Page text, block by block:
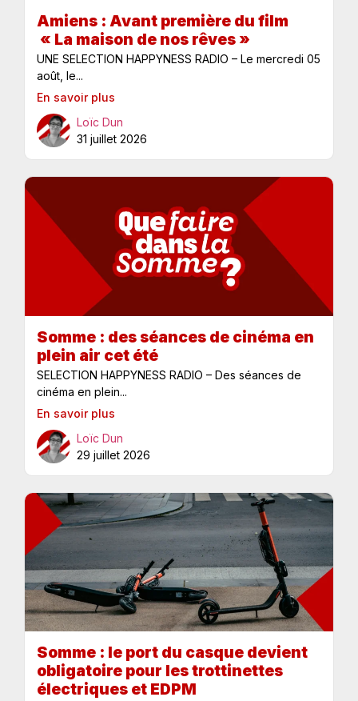
Amiens : Avant première du film
« La maison de nos rêves »
UNE SELECTION HAPPYNESS RADIO – Le mercredi 05
août, le...
En savoir plus
Loïc Dun
31 juillet 2026
Somme : des séances de cinéma en
plein air cet été
SELECTION HAPPYNESS RADIO – Des séances de
cinéma en plein...
En savoir plus
Loïc Dun
29 juillet 2026
Somme : le port du casque devient
obligatoire pour les trottinettes
électriques et EDPM